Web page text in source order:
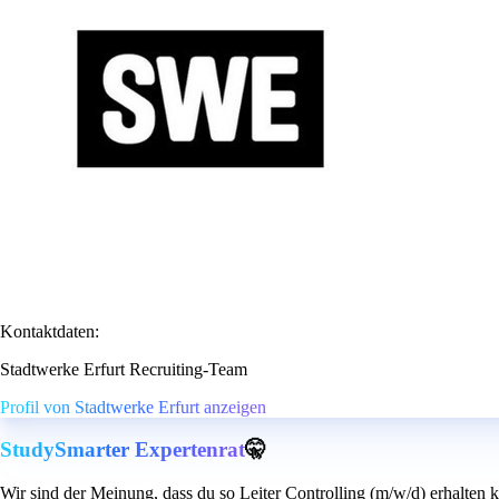
Kontaktdaten:
Stadtwerke Erfurt Recruiting-Team
Profil von Stadtwerke Erfurt anzeigen
StudySmarter Expertenrat🤫
Wir sind der Meinung, dass du so Leiter Controlling (m/w/d) erhalten